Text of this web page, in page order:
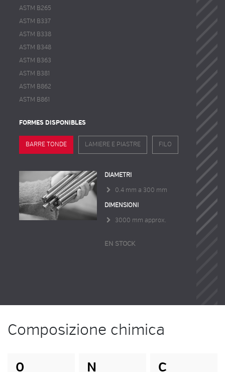
ASTM B265
ASTM B337
ASTM B338
ASTM B348
ASTM B363
ASTM B381
ASTM B862
ASTM B861
FORMES DISPONIBLES
BARRE TONDE LAMIERE E PIASTRE FILO
DIAMETRI
0.4 mm a 300 mm
DIMENSIONI
3000 mm approx.
EN STOCK
Composizione chimica
0 N C